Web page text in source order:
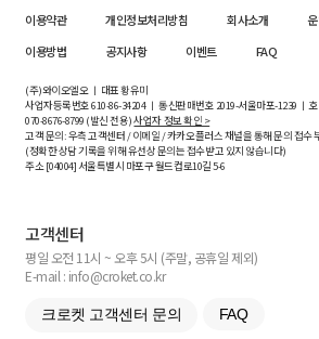
이용약관 개인정보처리방침 회사소개
이용방법
공지사항 이벤트 FAQ
(주)와이오엘오 ㅣ 대표 황유미
사업자등록번호610-86-34204ㅣ 통신판매번호 2019-서울마포-1239 ㅣ
070-8676-8799 (발신 전용)사업자 정보 확인 >
고객 문의: 우측 고객센터 / 이메일 / 카카오플러스 채널을 통해 문의 접수
(정확한 상담 기록을 위해 유선상 문의는 접수받고 있지 않습니다)
주소 [04004] 서울특별시 마포구 월드컵로10길5-6
고객센터
평일 오전 11시 ~ 오후 5시 (주말, 공휴일 제외)
E-mail : info@croket.co.kr
크로켓 고객센터 문의 FAQ